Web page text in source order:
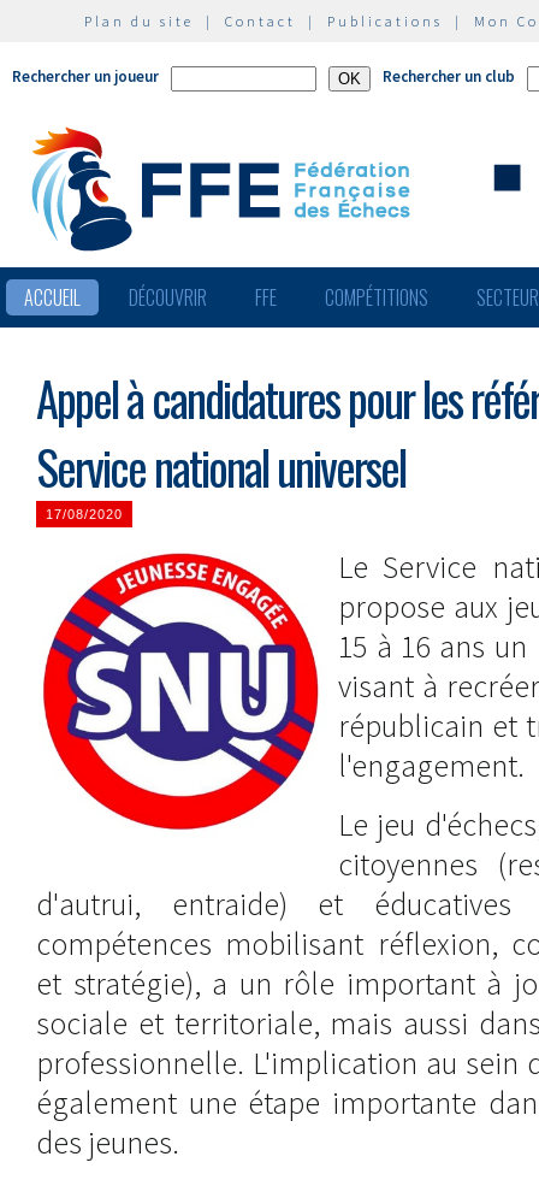
Plan du site | Contact | Publications | Mon
Rechercher un joueur Rechercher un club
ACCUEIL DÉCOUVRIR FFE COMPÉTITIONS
Appel à candidatures pour les
Service national universel
17/08/2020
Le Service
propose aux
15 à 16 ans
visant à
républicain et
l'engagement.
Le jeu
citoyennes
d'autrui, entraide) et éducatives
compétences mobilisant réflexion,
et stratégie), a un rôle important à
sociale et territoriale, mais aussi
professionnelle. L'implication au sein
également une étape importante
des jeunes.